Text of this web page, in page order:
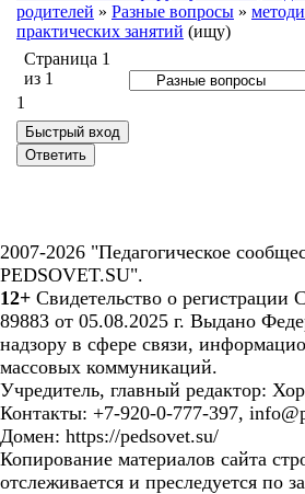
родителей » Разные вопросы »
практических занятий (ищу)
Страница 1
из 1
1
2007-2026 "Педагогическое
PEDSOVET.SU".
12+ Свидетельство о
89883 от 05.08.2025 г. Выдано
надзору в сфере связи,
массовых коммуникаций.
Учредитель, главный редактор:
Контакты: +7-920-0-777-397,
Домен: https://pedsovet.su/
Копирование материалов сайта
отслеживается и преследуется по